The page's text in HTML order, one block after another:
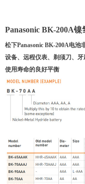
Panasonic BK-200A镍
松下Panasonic BK-200A电
设备、远程仪表、剃须刀、
使用寿命的良好平衡